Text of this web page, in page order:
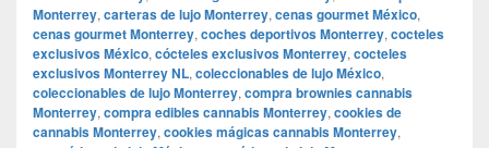
Monterrey, carteras de lujo Monterrey, cenas gourmet México,
cenas gourmet Monterrey, coches deportivos Monterrey, cocteles
exclusivos México, cócteles exclusivos Monterrey, cocteles
exclusivos Monterrey NL, coleccionables de lujo México,
coleccionables de lujo Monterrey, compra brownies cannabis
Monterrey, compra edibles cannabis Monterrey, cookies de
cannabis Monterrey, cookies mágicas cannabis Monterrey,